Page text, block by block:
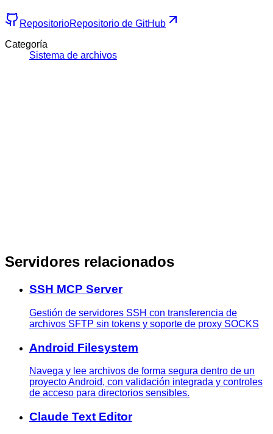
RepositorioRepositorio de GitHub
Categoría
Sistema de archivos
Servidores relacionados
SSH MCP Server
Gestión de servidores SSH con transferencia de
archivos SFTP sin tokens y soporte de proxy SOCKS
Android Filesystem
Navega y lee archivos de forma segura dentro de un
proyecto Android, con validación integrada y controles
de acceso para directorios sensibles.
Claude Text Editor